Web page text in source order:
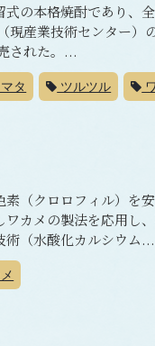
の本格焼酎であり、
現産業技術センター）
された。...
タ ツルツル
（クロロフィル）を安
カメの製法を応用し
術（水酸化カルシウム...